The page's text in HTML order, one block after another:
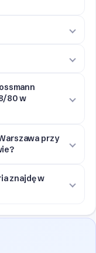
80 w
przy
znajdę w